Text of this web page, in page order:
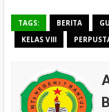
TAGS: BERITA
KELAS VIII